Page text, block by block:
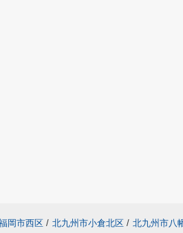
岡市西区 / 北九州市小倉北区 / 北九州市八